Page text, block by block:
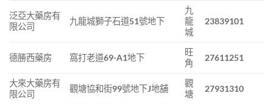
泛亞大藥房有
限公司
九龍城獅子石道51號地下
九
龍
城
23839101
德勝西藥房 窩打老道69-A1地下
旺
角
27611251
大來大藥房有
限公司
觀塘協和街99號地下J地舖
觀
塘
27931310